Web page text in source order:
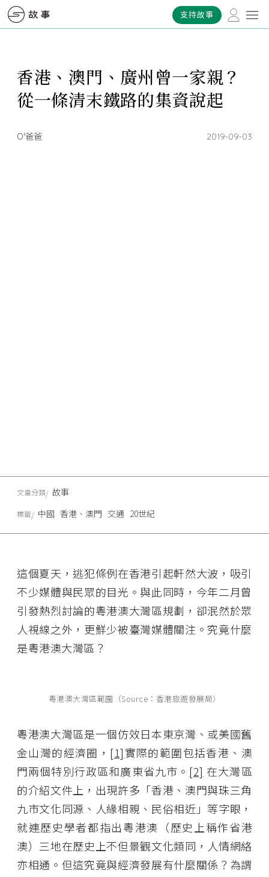
支持故事
香港、澳門、廣州曾一家親？
從一條清末鐵路的集資說起
O'爸爸 2019-09-03
這個夏天，逃犯條例在香港引起軒然大波，吸引
不少媒體與民眾的目光。與此同時，今年二月曾
引發熱烈討論的粵港澳大灣區規劃，卻泯然於眾
人視線之外，更鮮少被臺灣媒體關注。究竟什麼
是粵港澳大灣區？
粵港澳大灣區範圍（Source：香港旅遊發展局）
粵港澳大灣區是一個仿效日本東京灣、或美國舊
金山灣的經濟圈， [1]實際的範圍包括香港、澳
門兩個特別行政區和廣東省九市。 [2] 在大灣區
的介紹文件上，出現許多「香港、澳門與珠三角
九市文化同源、人緣相親、民俗相近」等字眼，
就連歷史學者都指出粵港澳（歷史上稱作省港
澳）三地在歷史上不但景觀文化類同，人情網絡
亦相通。但這究竟與經濟發展有什麼關係？為謂
文章分類 故事
標籤 中國 香港、澳門 交通 20世紀